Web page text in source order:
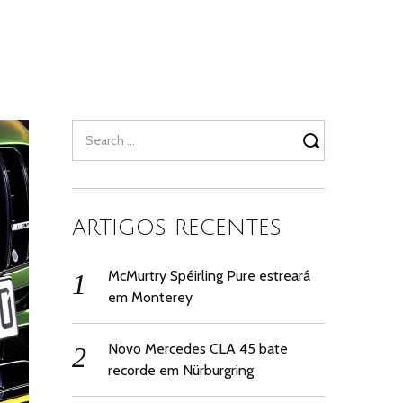
for:
ARTIGOS RECENTES
McMurtry Spéirling Pure estreará
em Monterey
Novo Mercedes CLA 45 bate
recorde em Nürburgring